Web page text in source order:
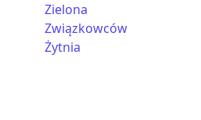
Zielona
Związkowców
Żytnia